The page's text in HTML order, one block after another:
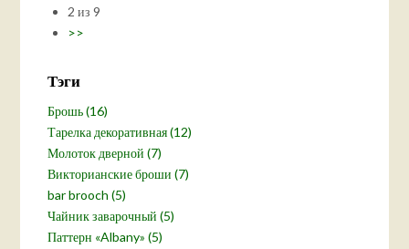
2 из 9
>>
Тэги
Брошь (16)
Тарелка декоративная (12)
Молоток дверной (7)
Викторианские броши (7)
bar brooch (5)
Чайник заварочный (5)
Паттерн «Albany» (5)